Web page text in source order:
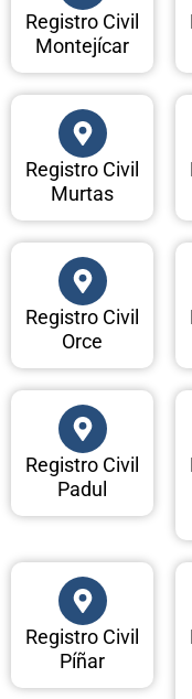
Registro Civil
Montejícar
Registro Civil
Murtas
Registro Civil
Orce
Registro Civil
Padul
Registro Civil
Píñar